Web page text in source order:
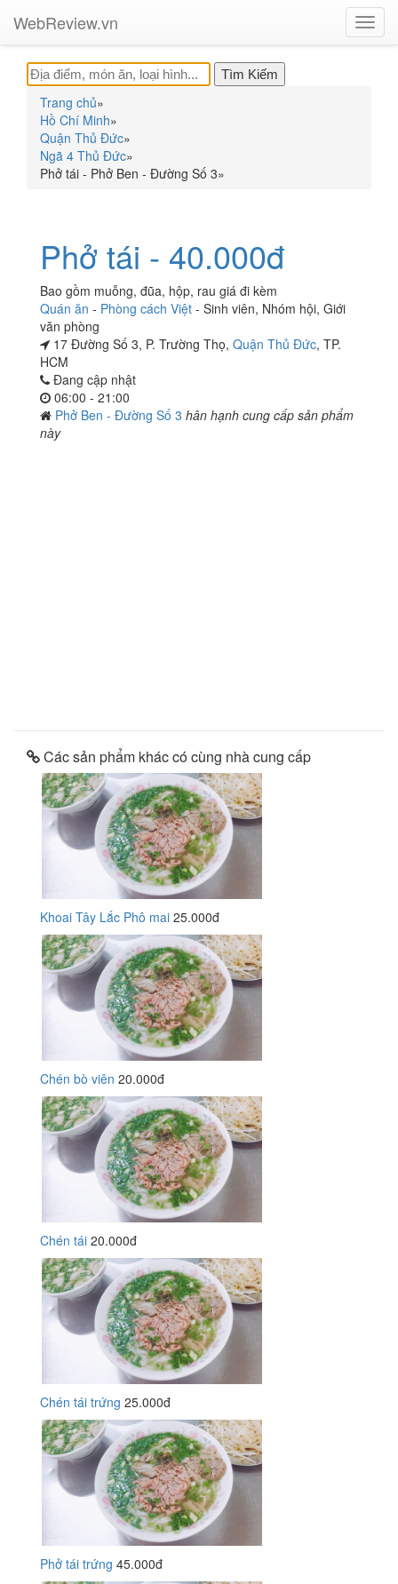
WebReview.vn
Trang chủ»
Hồ Chí Minh»
Quận Thủ Đức»
Ngã 4 Thủ Đức»
Phở tái - Phở Ben - Đường Số 3»
Phở tái - 40.000đ
Bao gồm muỗng, đũa, hộp, rau giá đi kèm
Quán ăn - Phòng cách Việt - Sinh viên, Nhóm hội, Giới
văn phòng
17 Đường Số 3, P. Trường Thọ, Quận Thủ Đức, TP.
HCM
Đang cập nhật
06:00 - 21:00
Phở Ben - Đường Số 3 hân hạnh cung cấp sản phẩm
này
Các sản phẩm khác có cùng nhà cung cấp
Khoai Tây Lắc Phô mai 25.000đ
Chén bò viên 20.000đ
Chén tái 20.000đ
Chén tái trứng 25.000đ
Phở tái trứng 45.000đ